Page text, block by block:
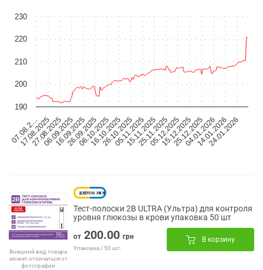
07.08.2…
17.08.2025
27.08.2025
06.09.2025
16.09.2025
26.09.2025
06.10.2025
16.10.2025
26.10.2025
05.11.2025
15.11.2025
25.11.2025
05.12.2025
15.12.2025
25.12.2025
04.01.2026
14.01.2026
24.01.2026
190
200
210
220
230
Внешний вид товара
может отличаться от
фотографии
Тест-полоски 2B ULTRA (Ультра) для контроля
уровня глюкозы в крови упаковка 50 шт
от 200.00 грн
Упаковка / 50 шт.
В корзину